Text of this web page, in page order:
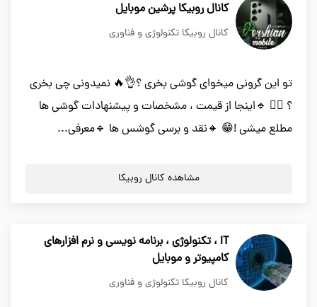
کانال روبیکا پرشین موبایل
کانال روبیکا تکنولوژی و فناوری
تو این گرونی میخوای گوشی بخری ؟👌🔥 نمیدونی چی بخری
؟ 🤷‍♂ 🔹اینجا از قیمت ، مشخصات و پیشنهادات گوشی ها
مطلع میشی !😁 🔸نقد و برسی گوشس ها 🔹معرفی...
مشاهده کانال روبیکا
IT ، تکنولوژی ، برنامه نویسی و نرم افزارهای
کامپیوتر و موبایل
کانال روبیکا تکنولوژی و فناوری